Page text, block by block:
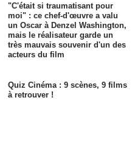
"C'était si traumatisant pour
moi" : ce chef-d'œuvre a valu
un Oscar à Denzel Washington,
mais le réalisateur garde un
très mauvais souvenir d'un des
acteurs du film
Quiz Cinéma : 9 scènes, 9 films
à retrouver !